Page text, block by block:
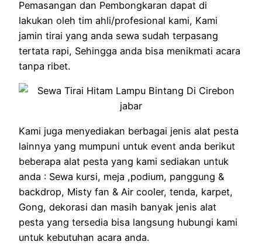
Pemasangan dan Pembongkaran dapat di
lakukan oleh tim ahli/profesional kami, Kami
jamin tirai yang anda sewa sudah terpasang
tertata rapi, Sehingga anda bisa menikmati acara
tanpa ribet.
Kami juga menyediakan berbagai jenis alat pesta
lainnya yang mumpuni untuk event anda berikut
beberapa alat pesta yang kami sediakan untuk
anda : Sewa kursi, meja ,podium, panggung &
backdrop, Misty fan & Air cooler, tenda, karpet,
Gong, dekorasi dan masih banyak jenis alat
pesta yang tersedia bisa langsung hubungi kami
untuk kebutuhan acara anda.